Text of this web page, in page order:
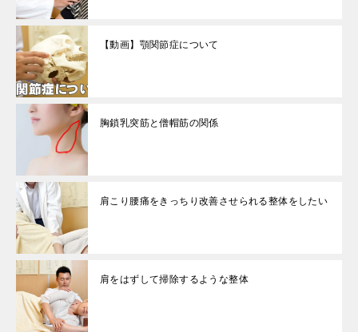
【動画】顎関節症について
胸鎖乳突筋と僧帽筋の関係
肩こり腰痛をきっちり改善させられる整体をしたい
肩をはずして掃除するような整体